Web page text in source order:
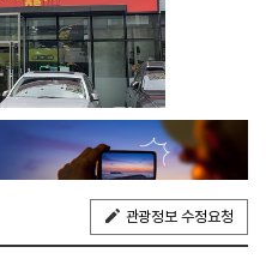
관광정보 수정요청